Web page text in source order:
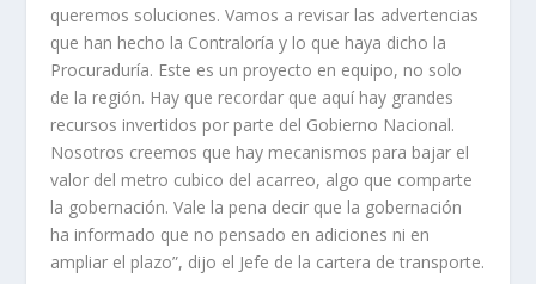
queremos soluciones. Vamos a revisar las advertencias
que han hecho la Contraloría y lo que haya dicho la
Procuraduría. Este es un proyecto en equipo, no solo
de la región. Hay que recordar que aquí hay grandes
recursos invertidos por parte del Gobierno Nacional.
Nosotros creemos que hay mecanismos para bajar el
valor del metro cubico del acarreo, algo que comparte
la gobernación. Vale la pena decir que la gobernación
ha informado que no pensado en adiciones ni en
ampliar el plazo”, dijo el Jefe de la cartera de transporte.